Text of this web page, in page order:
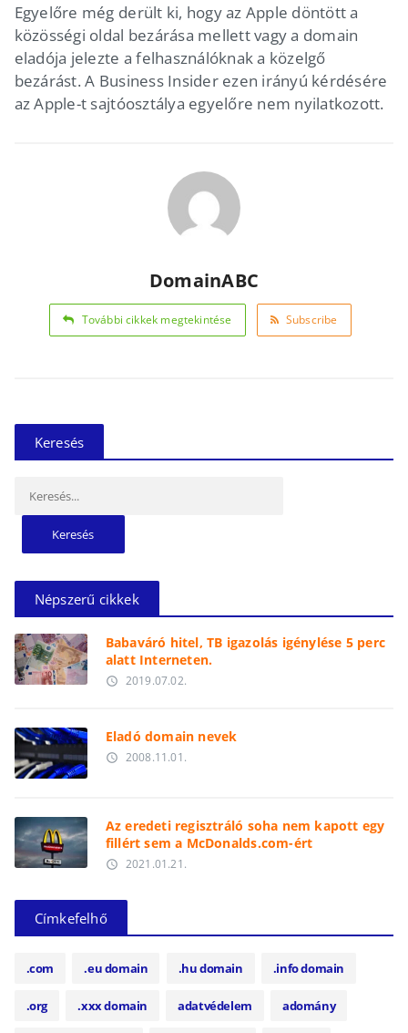
Egyelőre még derült ki, hogy az Apple döntött a
közösségi oldal bezárása mellett vagy a domain
eladója jelezte a felhasználóknak a közelgő
bezárást. A Business Insider ezen irányú kérdésére
az Apple-t sajtóosztálya egyelőre nem nyilatkozott.
DomainABC
További cikkek megtekintése Subscribe
Keresés
Népszerű cikkek
Babaváró hitel, TB igazolás igénylése 5 perc
alatt Interneten.
access_time 2019.07.02.
Eladó domain nevek
access_time 2008.11.01.
Az eredeti regisztráló soha nem kapott egy
fillért sem a McDonalds.com-ért
access_time 2021.01.21.
Címkefelhő
.com .eu domain .hu domain .info domain
.org .xxx domain adatvédelem adomány